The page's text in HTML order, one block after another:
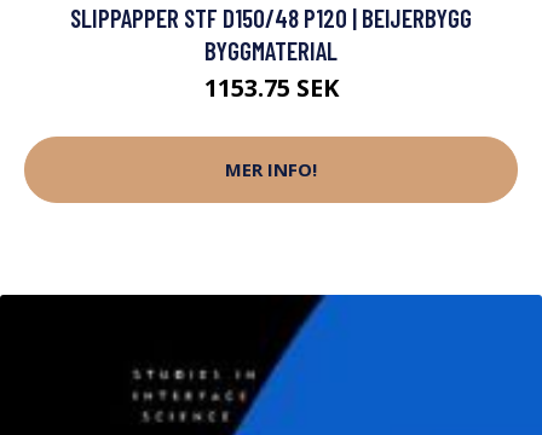
SLIPPAPPER STF D150/48 P120 | BEIJERBYGG
BYGGMATERIAL
1153.75 SEK
MER INFO!